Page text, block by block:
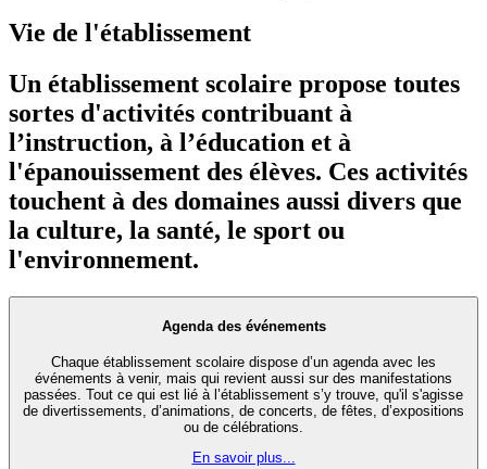
Vie de l'établissement
Un établissement scolaire propose toutes
sortes d'activités contribuant à
l’instruction, à l’éducation et à
l'épanouissement des élèves. Ces activités
touchent à des domaines aussi divers que
la culture, la santé, le sport ou
l'environnement.
Agenda des événements
Chaque établissement scolaire dispose d’un agenda avec les
événements à venir, mais qui revient aussi sur des manifestations
passées. Tout ce qui est lié à l’établissement s’y trouve, qu'il s'agisse
de divertissements, d’animations, de concerts, de fêtes, d’expositions
ou de célébrations.
En savoir plus...